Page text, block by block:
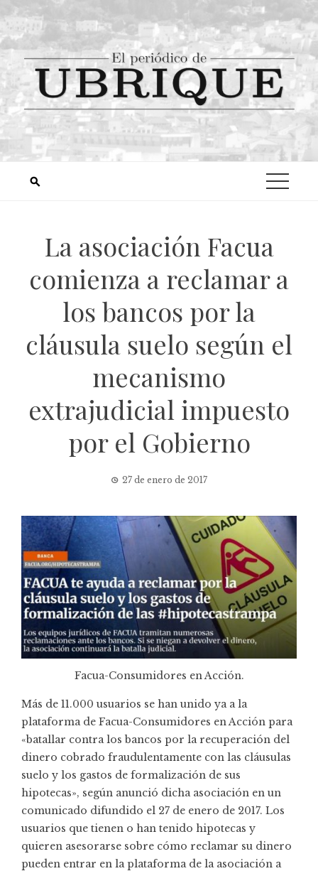
La asociación Facua
comienza a reclamar a
los bancos por la
cláusula suelo según el
mecanismo
extrajudicial impuesto
por el Gobierno
27 de enero de 2017
Facua-Consumidores en Acción.
Más de 11.000 usuarios se han unido ya a la
plataforma de Facua-Consumidores en Acción para
«batallar contra los bancos por la recuperación del
dinero cobrado fraudulentamente con las cláusulas
suelo y los gastos de formalización de sus
hipotecas», según anunció dicha asociación en un
comunicado difundido el 27 de enero de 2017. Los
usuarios que tienen o han tenido hipotecas y
quieren asesorarse sobre cómo reclamar su dinero
pueden entrar en la plataforma de la asociación a